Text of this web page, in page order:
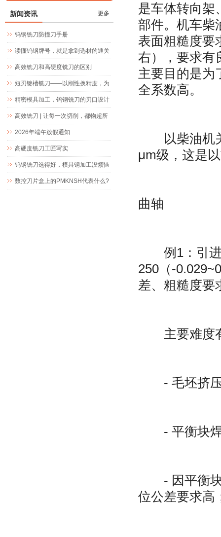
是车体转向架
部件。机车柴
表面粗糙度要
右），要求有
主要目的是为
全系数高。
以柴油机关
μm级，这是
曲轴
例1：引进
250（-
差、粗糙度要
主要难度
- 毛坯挤压
- 平衡块焊
- 因平衡块
位公差要求高
新闻资讯 更多
钨钢铣刀防撞刀手册
读懂钨钢牌号，就是拿到选材的通关
文牒
高效铣刀和高硬度铣刀的区别
短刃键槽铣刀——以刚性换精度，为
精密键槽加工而生
精密模具加工，钨钢铣刀的刃口设计
究竟藏着什么玄机
高效铣刀 | 让每一次切削，都物超所
值
2026年端午放假通知
高硬度铣刀工匠写实
钨钢铣刀选得好，模具钢加工没烦恼
数控刀片盒上的PMKNSH代表什么?